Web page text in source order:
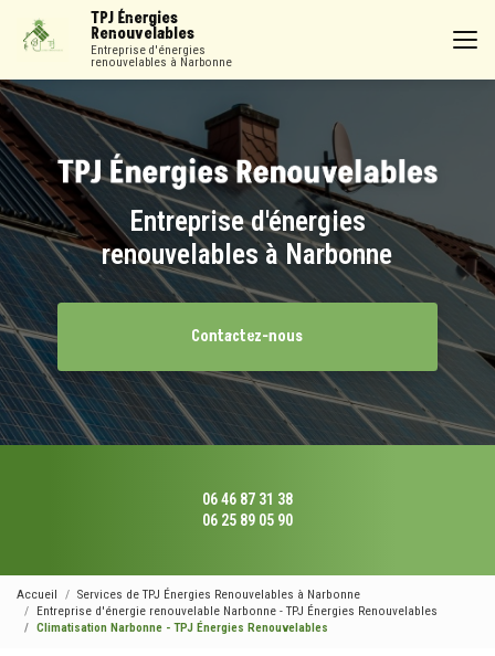
contenu
TPJ Énergies
Renouvelables
Entreprise d'énergies
renouvelables à Narbonne
Entreprise d'énergies
renouvelables à Narbonne
Contactez-nous
06 46 87 31 38
06 25 89 05 90
Accueil
Services de TPJ Énergies Renouvelables à Narbonne
Entreprise d'énergie renouvelable Narbonne - TPJ Énergies Renouvelables
Climatisation Narbonne - TPJ Énergies Renouvelables